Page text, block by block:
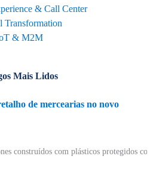
& Call Center
Transformation
& M2M
Mais Lidos
de mercearias no novo